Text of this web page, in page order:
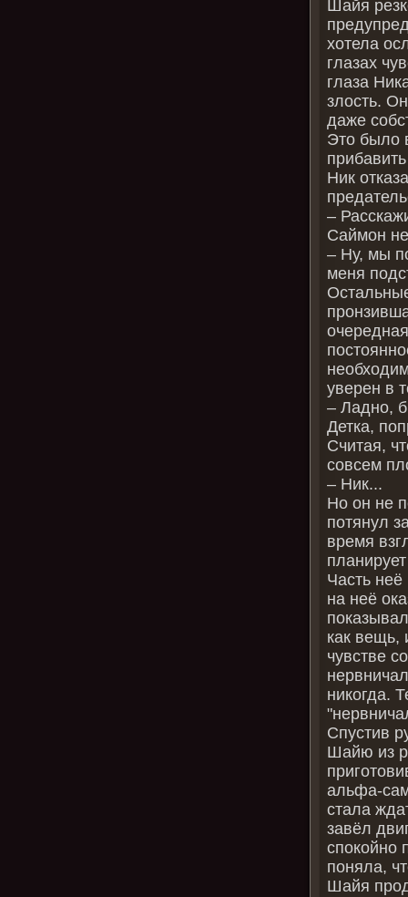
Шайя
хотела
глазах
глаза
злость.
даже
Это было
Ник
–
Саймон
– Ну, мы
меня
уверен в
– Ладно,
Детка,
Считая,
совсем
– Ник...
Но он не
потянул
время
Часть
на неё
как вещь,
чувстве
никогда.
Спустив
Шайю из
альфа-
стала
завёл
спокойно
поняла,
Шайя